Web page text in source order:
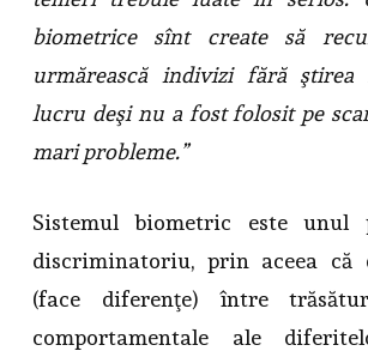
biometrice sînt create să
urmărească indivizi fără
lucru deşi nu a fost folosit pe
mari probleme.”
Sistemul biometric este unul
discriminatoriu, prin aceea că
(face diferenţe) între
comportamentale ale